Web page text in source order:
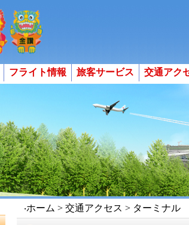
フライト情報 旅客サービス 交通アク
‧ホーム > 交通アクセス > ターミナル